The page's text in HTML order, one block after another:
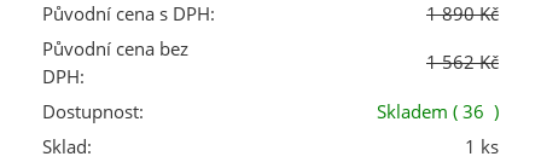
Původní cena s DPH:
1 890 Kč
Původní cena bez
DPH:
1 562 Kč
Dostupnost:
Skladem ( 36 )
Sklad:
1 ks